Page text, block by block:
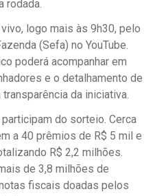
rodada.
logo mais às 9h30, pelo
(Sefa) no YouTube.
poderá acompanhar em
e o detalhamento de
da iniciativa.
do sorteio. Cerca
a 40 prêmios de R$ 5 mil e
R$ 2,2 milhões.
de 3,8 milhões de
fiscais doadas pelos